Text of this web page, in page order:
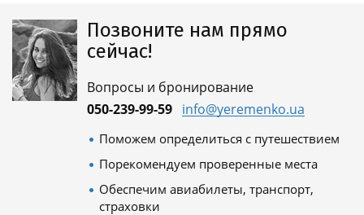
Позвоните нам прямо
сейчас!
Вопросы и бронирование
050-239-99-59 info@yeremenko.ua
Поможем определиться с путешествием
Порекомендуем проверенные места
Обеспечим авиабилеты, транспорт,
страховки